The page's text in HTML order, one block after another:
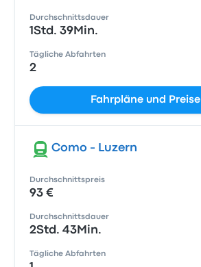
Durchschnittsdauer
1Std. 39Min.
Tägliche Abfahrten
2
Fahrpläne und Preise
Como - Luzern
Durchschnittspreis
93 €
Durchschnittsdauer
2Std. 43Min.
Tägliche Abfahrten